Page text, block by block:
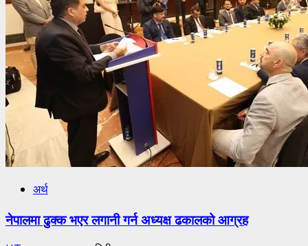
अर्थ
नेपालमा ढुक्क भएर लगानी गर्न अध्यक्ष ढकालको आग्रह